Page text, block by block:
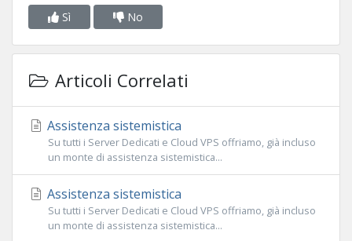
Sì No
Articoli Correlati
Assistenza sistemistica
Su tutti i Server Dedicati e Cloud VPS offriamo, già incluso
un monte di assistenza sistemistica...
Assistenza sistemistica
Su tutti i Server Dedicati e Cloud VPS offriamo, già incluso
un monte di assistenza sistemistica...